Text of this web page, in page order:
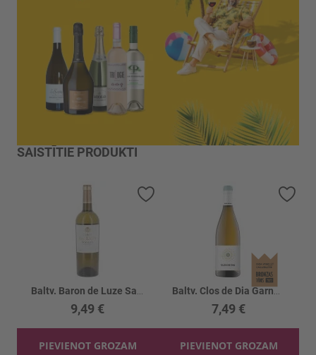
SAISTĪTIE PRODUKTI
9,49 €
PIEVIENOT GROZAM
Pievienot vēlmju sarakstam
7,49 €
PIEVIENOT GROZAM